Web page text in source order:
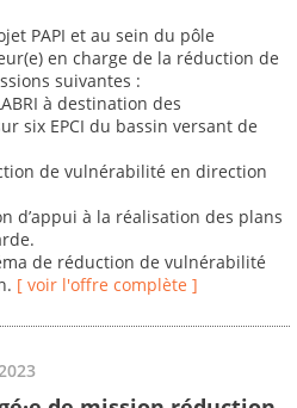
PAPI et au sein du pôle
en charge de la réduction de
suivantes :
à destination des
six EPCI du bassin versant de
de vulnérabilité en direction
d’appui à la réalisation des plans
de réduction de vulnérabilité
[ voir l'offre complète ]